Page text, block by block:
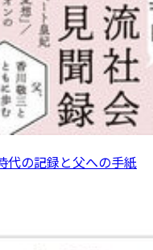
代の記録と父への手紙